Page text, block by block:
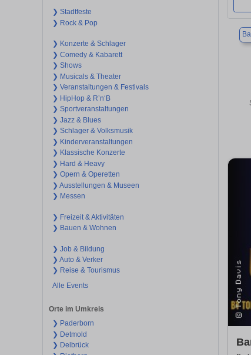
❯ Stadtfeste
❯ Rock & Pop
❯ Konzerte & Schlager
❯ Comedy & Kabarett
❯ Shows
❯ Musicals & Theater
❯ Veranstaltungen & Festivals
❯ HipHop & R’n‘B
❯ Sportveranstaltungen
❯ Jazz & Blues
❯ Schlager & Volksmusik
❯ Kinderveranstaltungen
❯ Klassische Konzerte
❯ Hard & Heavy
❯ Opern & Operetten
❯ Ausstellungen & Museen
❯ Messen
❯ Freizeit & Aktivitäten
❯ Bauen & Wohnen
❯ Job & Bildung
❯ Auto & Verker
❯ Reise & Tourismus
Alle Events
Orte im Umkreis
❯ Paderborn
❯ Detmold
❯ Delbrück